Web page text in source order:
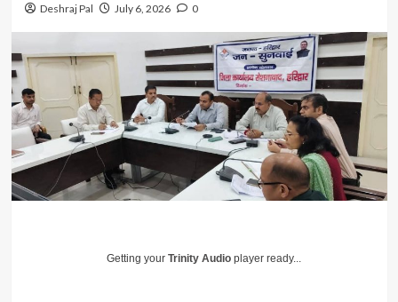
Deshraj Pal July 6, 2026 0
Getting your Trinity Audioplayer ready...